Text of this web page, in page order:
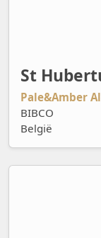
St
Pale&Amber
BIBCO
België